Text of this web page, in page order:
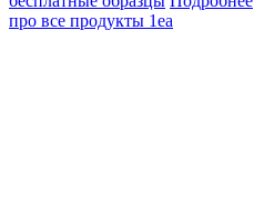
про все продукты 1еа